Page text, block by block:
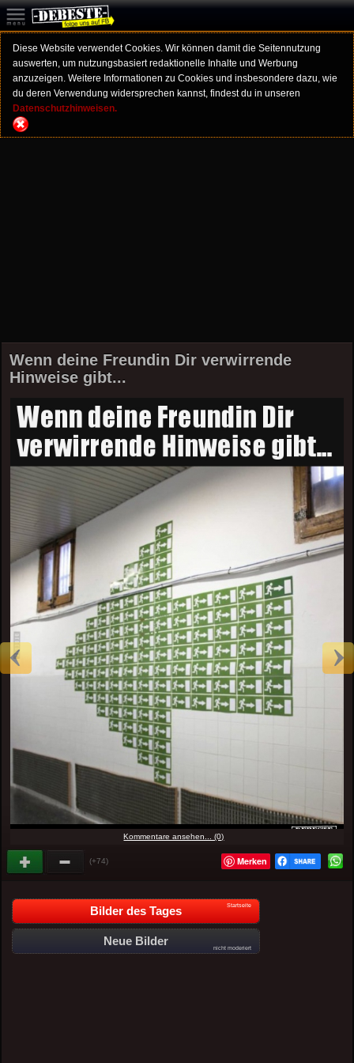
Diese Website verwendet Cookies. Wir können damit die Seitennutzung
auswerten, um nutzungsbasiert redaktionelle Inhalte und Werbung
anzuzeigen. Weitere Informationen zu Cookies und insbesondere dazu, wie
du deren Verwendung widersprechen kannst, findest du in unseren
Datenschutzhinweisen.
Wenn deine Freundin Dir verwirrende
Hinweise gibt...
Kommentare ansehen... (0)
(+74) Merken
Bilder des Tages Startseite
Neue Bilder
nicht moderiert